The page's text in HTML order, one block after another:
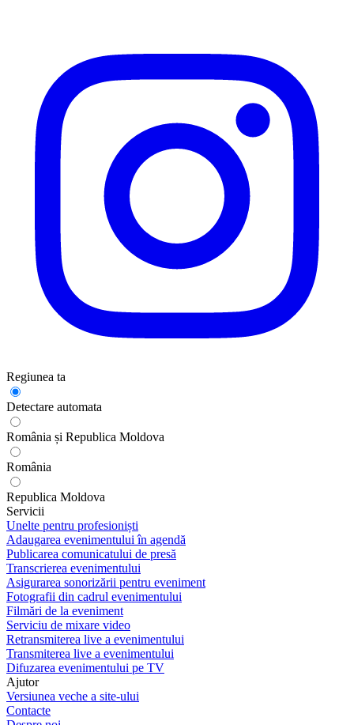
Regiunea ta
Detectare automata
România și Republica Moldova
România
Republica Moldova
Servicii
Unelte pentru profesioniști
Adaugarea evenimentului în agendă
Publicarea comunicatului de presă
Transcrierea evenimentului
Asigurarea sonorizării pentru eveniment
Fotografii din cadrul evenimentului
Filmări de la eveniment
Serviciu de mixare video
Retransmiterea live a evenimentului
Transmiterea live a evenimentului
Difuzarea evenimentului pe TV
Ajutor
Versiunea veche a site-ului
Contacte